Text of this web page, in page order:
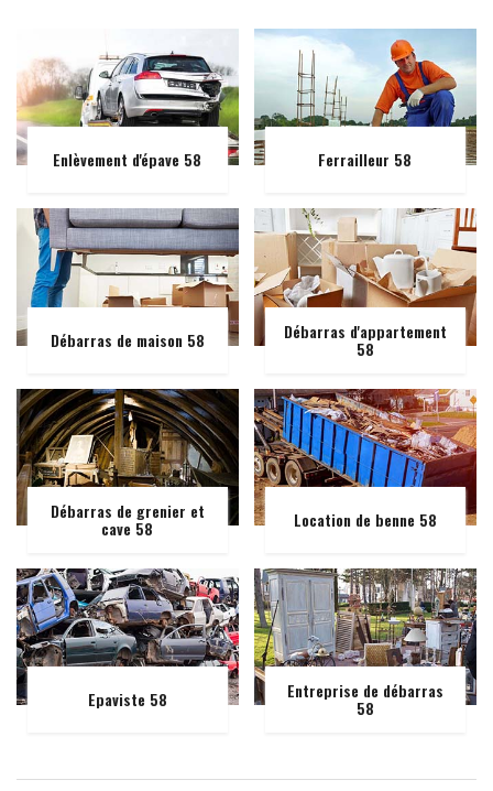
Enlèvement d'épave 58 Ferrailleur 58
Débarras de maison 58 Débarras d'appartement
58
Débarras de grenier et
cave 58 Location de benne 58
Epaviste 58 Entreprise de débarras
58